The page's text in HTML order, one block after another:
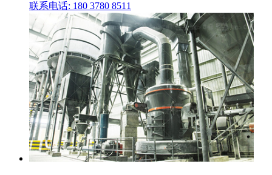
联系电话: 180 3780 8511